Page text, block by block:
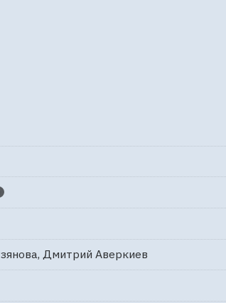
Дмитрий Аверкиев